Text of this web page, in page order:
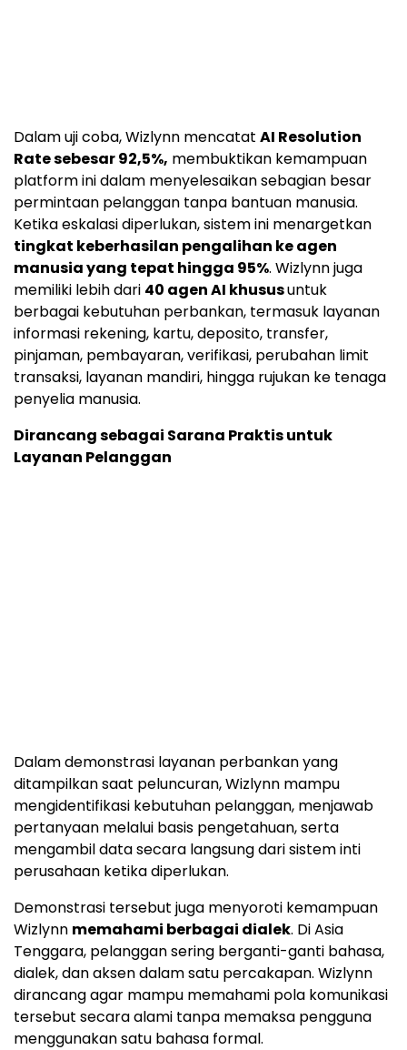
Dalam uji coba, Wizlynn mencatat AI Resolution
Rate sebesar 92,5%, membuktikan kemampuan
platform ini dalam menyelesaikan sebagian besar
permintaan pelanggan tanpa bantuan manusia.
Ketika eskalasi diperlukan, sistem ini menargetkan
tingkat keberhasilan pengalihan ke agen
manusia yang tepat hingga 95%. Wizlynn juga
memiliki lebih dari 40 agen AI khususuntuk
berbagai kebutuhan perbankan, termasuk layanan
informasi rekening, kartu, deposito, transfer,
pinjaman, pembayaran, verifikasi, perubahan limit
transaksi, layanan mandiri, hingga rujukan ke tenaga
penyelia manusia.
Dirancang sebagai Sarana Praktis untuk
Layanan Pelanggan
Dalam demonstrasi layanan perbankan yang
ditampilkan saat peluncuran, Wizlynn mampu
mengidentifikasi kebutuhan pelanggan, menjawab
pertanyaan melalui basis pengetahuan, serta
mengambil data secara langsung dari sistem inti
perusahaan ketika diperlukan.
Demonstrasi tersebut juga menyoroti kemampuan
Wizlynn memahami berbagai dialek. Di Asia
Tenggara, pelanggan sering berganti-ganti bahasa,
dialek, dan aksen dalam satu percakapan. Wizlynn
dirancang agar mampu memahami pola komunikasi
tersebut secara alami tanpa memaksa pengguna
menggunakan satu bahasa formal.